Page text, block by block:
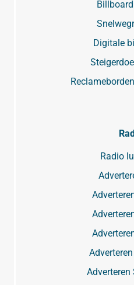
Digitale
Radio
Adverteren